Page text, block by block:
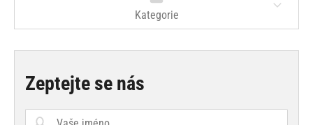
Kategorie
Zeptejte se nás